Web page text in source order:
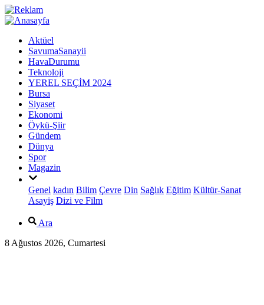
Aktüel
SavumaSanayii
HavaDurumu
Teknoloji
YEREL SEÇİM 2024
Bursa
Siyaset
Ekonomi
Öykü-Şiir
Gündem
Dünya
Spor
Magazin
Genel kadın Bilim Çevre Din Sağlık Eğitim Kültür-Sanat
Asayiş Dizi ve Film
Ara
8 Ağustos 2026, Cumartesi